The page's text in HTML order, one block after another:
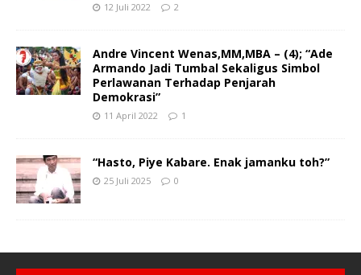
12 Juli 2022 2
Andre Vincent Wenas,MM,MBA – (4); “Ade
Armando Jadi Tumbal Sekaligus Simbol
Perlawanan Terhadap Penjarah
Demokrasi”
11 April 2022 1
“Hasto, Piye Kabare. Enak jamanku toh?”
25 Juli 2025 0